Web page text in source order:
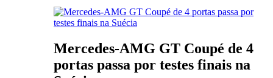
Mercedes-AMG GT Coupé de 4
portas passa por testes finais na